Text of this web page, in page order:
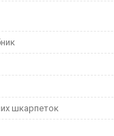
шкарпеток